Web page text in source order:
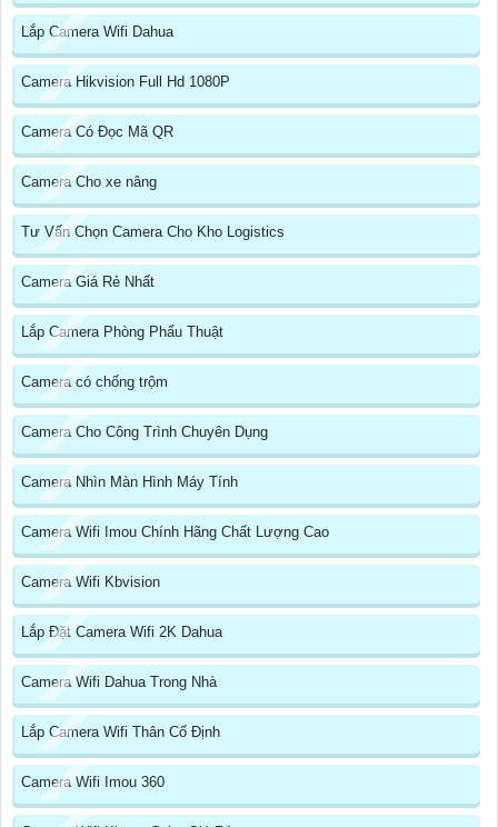
Lắp Camera Wifi Dahua
Camera Hikvision Full Hd 1080P
Camera Có Đọc Mã QR
Camera Cho xe nâng
Tư Vấn Chọn Camera Cho Kho Logistics
Camera Giá Rẻ Nhất
Lắp Camera Phòng Phẩu Thuật
Camera có chống trộm
Camera Cho Công Trình Chuyên Dụng
Camera Nhìn Màn Hình Máy Tính
Camera Wifi Imou Chính Hãng Chất Lượng Cao
Camera Wifi Kbvision
Lắp Đặt Camera Wifi 2K Dahua
Camera Wifi Dahua Trong Nhà
Lắp Camera Wifi Thân Cố Định
Camera Wifi Imou 360